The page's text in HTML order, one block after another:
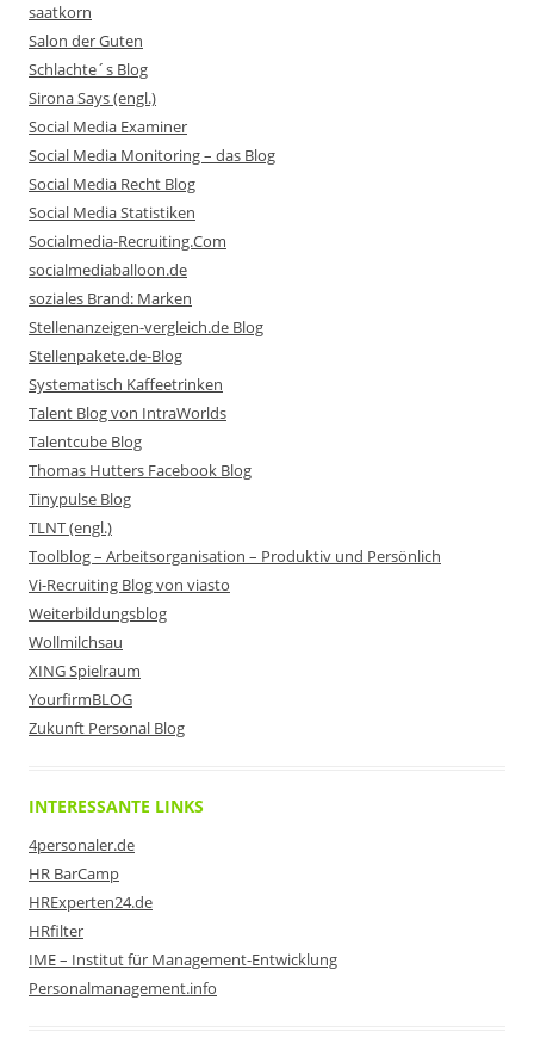
saatkorn
Salon der Guten
Schlachte´s Blog
Sirona Says (engl.)
Social Media Examiner
Social Media Monitoring – das Blog
Social Media Recht Blog
Social Media Statistiken
Socialmedia-Recruiting.Com
socialmediaballoon.de
soziales Brand: Marken
Stellenanzeigen-vergleich.de Blog
Stellenpakete.de-Blog
Systematisch Kaffeetrinken
Talent Blog von IntraWorlds
Talentcube Blog
Thomas Hutters Facebook Blog
Tinypulse Blog
TLNT (engl.)
Toolblog – Arbeitsorganisation – Produktiv und Persönlich
Vi-Recruiting Blog von viasto
Weiterbildungsblog
Wollmilchsau
XING Spielraum
YourfirmBLOG
Zukunft Personal Blog
INTERESSANTE LINKS
4personaler.de
HR BarCamp
HRExperten24.de
HRfilter
IME – Institut für Management-Entwicklung
Personalmanagement.info